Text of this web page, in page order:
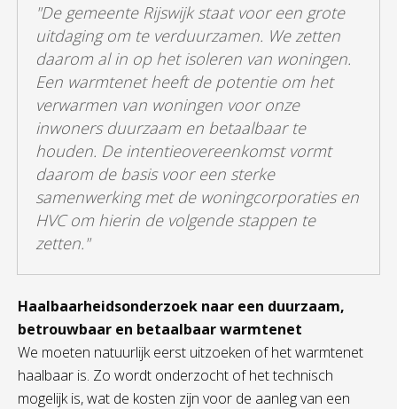
"De gemeente Rijswijk staat voor een grote
uitdaging om te verduurzamen. We zetten
daarom al in op het isoleren van woningen.
Een warmtenet heeft de potentie om het
verwarmen van woningen voor onze
inwoners duurzaam en betaalbaar te
houden. De intentieovereenkomst vormt
daarom de basis voor een sterke
samenwerking met de woningcorporaties en
HVC om hierin de volgende stappen te
zetten."
Haalbaarheidsonderzoek naar een duurzaam,
betrouwbaar en betaalbaar warmtenet
We moeten natuurlijk eerst uitzoeken of het warmtenet
haalbaar is. Zo wordt onderzocht of het technisch
mogelijk is, wat de kosten zijn voor de aanleg van een